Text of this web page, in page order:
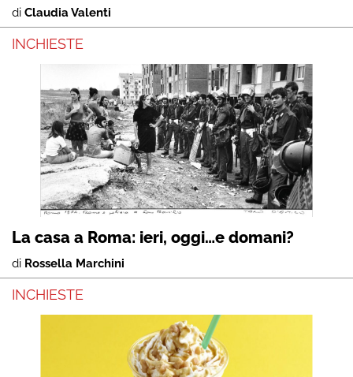
di Claudia Valenti
INCHIESTE
La casa a Roma: ieri, oggi…e domani?
di Rossella Marchini
INCHIESTE